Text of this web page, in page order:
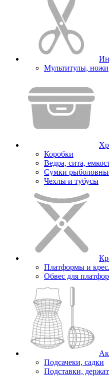
Мультитулы, ножи
Коробки
Ведра, сита,
Сумки
Чехлы и тубусы
Платформы и
Обвес для
Подсачеки, садки
Подставки,